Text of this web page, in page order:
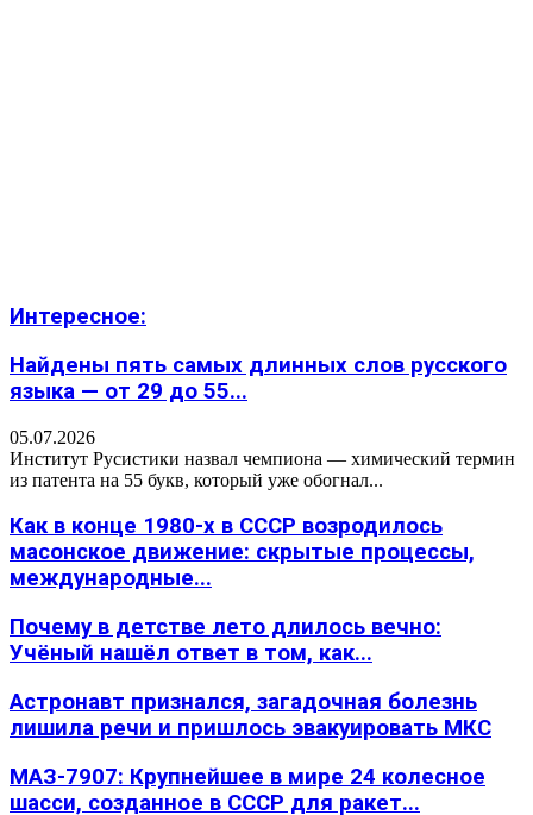
Интересное:
Найдены пять самых длинных слов русского
языка — от 29 до 55...
05.07.2026
Институт Русистики назвал чемпиона — химический термин
из патента на 55 букв, который уже обогнал...
Как в конце 1980-х в СССР возродилось
масонское движение: скрытые процессы,
международные...
Почему в детстве лето длилось вечно:
Учёный нашёл ответ в том, как...
Астронавт признался, загадочная болезнь
лишила речи и пришлось эвакуировать МКС
МАЗ-7907: Крупнейшее в мире 24 колесное
шасси, созданное в СССР для ракет...